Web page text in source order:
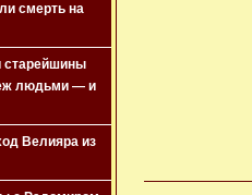
смерть на
старейшины
людьми — и
Велияра из